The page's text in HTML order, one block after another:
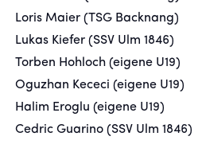
Loris Maier (TSG Backnang)
Lukas Kiefer (SSV Ulm 1846)
Torben Hohloch (eigene U19)
Oguzhan Kececi (eigene U19)
Halim Eroglu (eigene U19)
Cedric Guarino (SSV Ulm 1846)